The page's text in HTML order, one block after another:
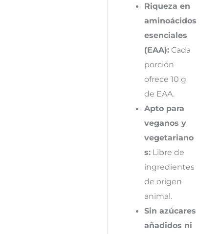
Riqueza en
aminoácidos
esenciales
(EAA):Cada
porción
ofrece 10 g
de EAA.
Apto para
veganos y
vegetariano
s:Libre de
ingredientes
de origen
animal.
Sin azúcares
añadidos ni